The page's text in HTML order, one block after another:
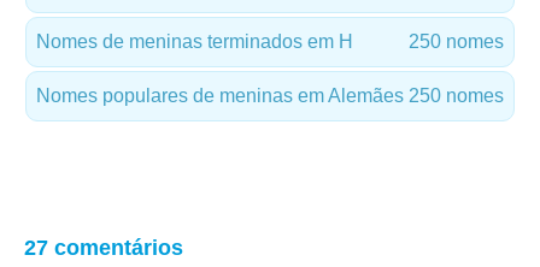
Nomes de meninas terminados em H 250 nomes
Nomes populares de meninas em Alemães 250 nomes
27 comentários